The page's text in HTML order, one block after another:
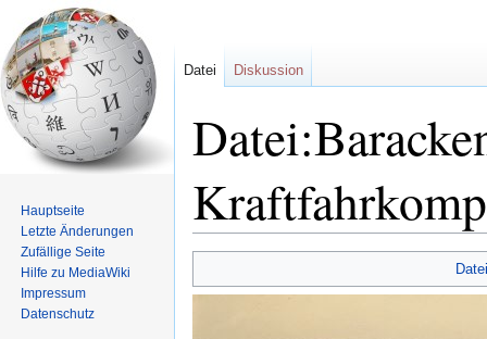
Navigation
Suche
Datei Diskussion
Hauptseite
Letzte Änderungen
Zufällige Seite
Hilfe zu MediaWiki
Impressum
Datenschutz